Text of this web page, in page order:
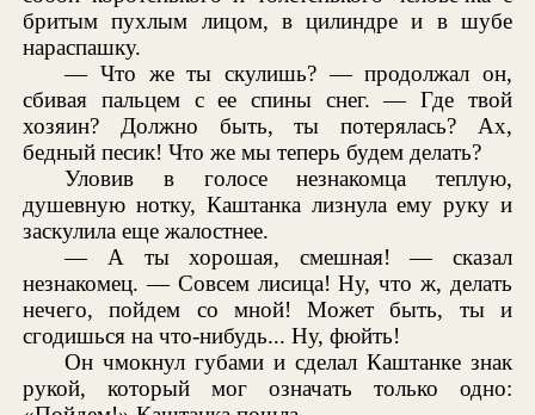
бритым пухлым лицом, в цилиндре и в шубе
нараспашку.
— Что же ты скулишь? — продолжал он,
сбивая пальцем с ее спины снег. — Где твой
хозяин? Должно быть, ты потерялась? Ах,
бедный песик! Что же мы теперь будем делать?
Уловив в голосе незнакомца теплую,
душевную нотку, Каштанка лизнула ему руку и
заскулила еще жалостнее.
— А ты хорошая, смешная! — сказал
незнакомец. — Совсем лисица! Ну, что ж, делать
нечего, пойдем со мной! Может быть, ты и
сгодишься на что-нибудь... Ну, фюйть!
Он чмокнул губами и сделал Каштанке знак
рукой, который мог означать только одно: